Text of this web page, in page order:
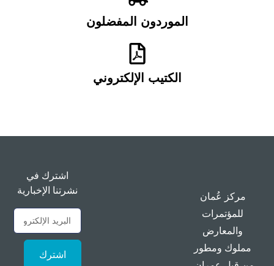
الموردون المفضلون
الكتيب الإلكتروني
مركز عُمان
للمؤتمرات
والمعارض
مملوك ومطور
اشترك في
نشرتنا الإخبارية
اشترك